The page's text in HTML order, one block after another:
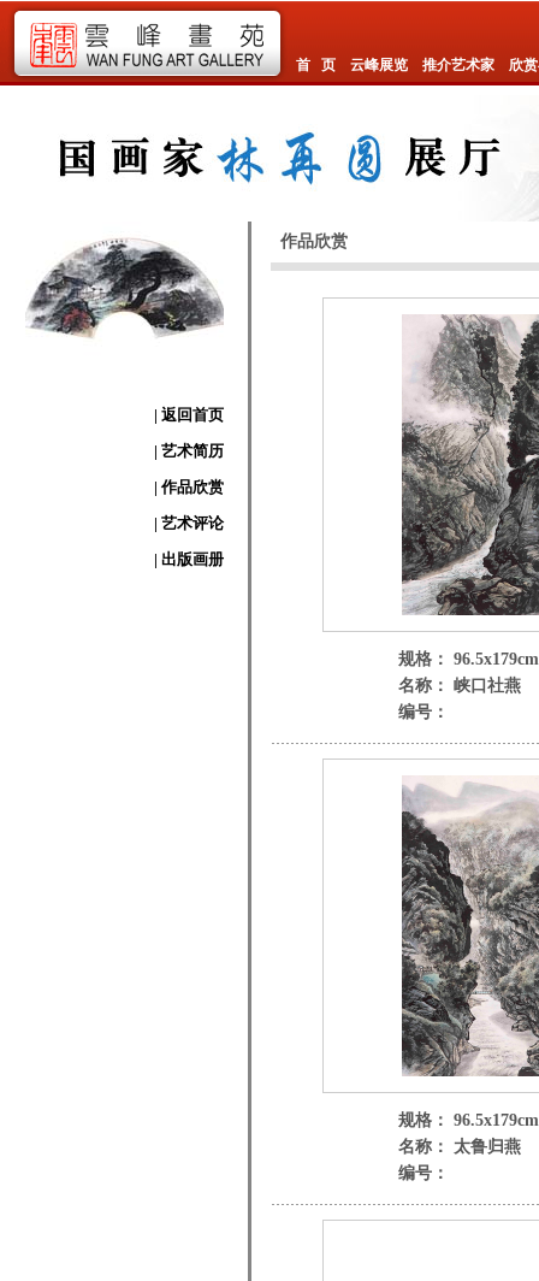
首 页 云峰展览 推介艺术家 欣
| 返回首页
| 艺术简历
| 作品欣赏
| 艺术评论
| 出版画册
作品欣赏
规格： 96.5x179cm
名称： 峡口社燕
编号：
规格： 96.5x179cm
名称： 太鲁归燕
编号：